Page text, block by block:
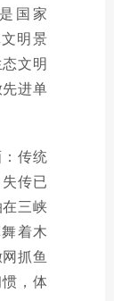
国家
明景
文明
进单
传统
传已
三峡
着木
抓鱼
，体